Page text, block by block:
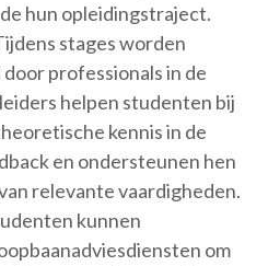
hun opleidingstraject.
stages worden
professionals in de
helpen studenten bij
kennis in de
en ondersteunen hen
relevante vaardigheden.
kunnen
om